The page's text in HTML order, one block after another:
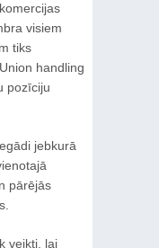
visiem
tiks
handling
pozīciju
jebkurā
pārējās
veikti, lai